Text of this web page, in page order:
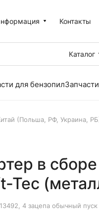
Контакты
Каталог
для бензопил
(Польша, РФ, Украина,
в
Tec
13492, 4 зацепа обычный пуск